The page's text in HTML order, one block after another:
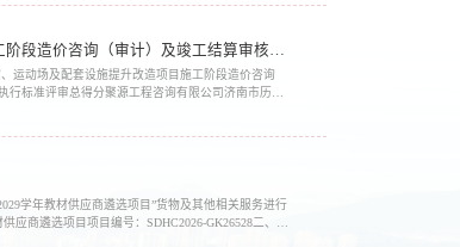
山东交通学院无影山校区教学楼、图书馆、运动场及配套设施提升改造项目施工阶段造价咨询（审计）及竣工结算审核服务采购项目结果公告（采购包1、2）
运动场及配套设施提升改造项目施工阶段造价咨询
标准评审总得分聚源工程咨询有限公司济南市历下
学年教材供应商遴选项目”货物及其他相关服务进行
应商遴选项目项目编号：SDHC2026-GK26528二、本